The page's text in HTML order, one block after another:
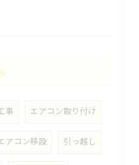
事 エアコン取り付け
アコン移設 引っ越し